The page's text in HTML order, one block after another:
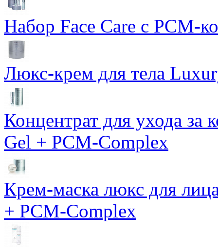
Набор Face Care с PCM-
Люкс-крем для тела
Концентрат для ухода за
Gel + PCM-Complex
Крем-маска люкс для
+ PCM-Complex